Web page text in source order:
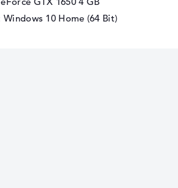
10 Home (64 Bit)